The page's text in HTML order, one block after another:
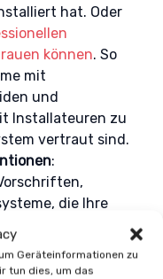
Geräteinformationen zu
tun dies, um das
hat. Oder
können. So
mit
und
Installateuren zu
vertraut sind.
:
die Ihre
Die
zum Beispiel